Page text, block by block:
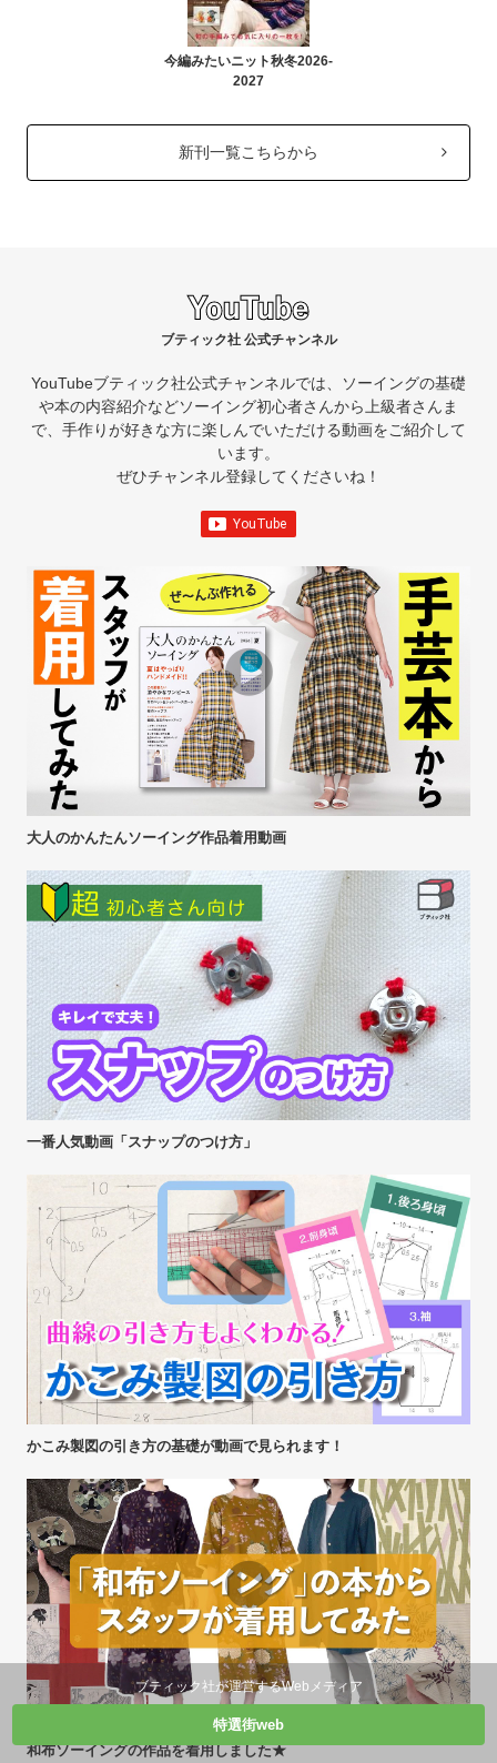
今編みたいニット秋冬2026-
2027
新刊一覧こちらから
ブティック社 公式チャンネル
YouTubeブティック社公式チャンネルでは、ソーイングの基礎
や本の内容紹介などソーイング初心者さんから上級者さんま
で、手作りが好きな方に楽しんでいただける動画をご紹介して
います。
ぜひチャンネル登録してくださいね！
大人のかんたんソーイング作品着用動画
一番人気動画「スナップのつけ方」
かこみ製図の引き方の基礎が動画で見られます！
和布ソーイングの作品を着用しました★
ブティック社が運営するWebメディア
特選街web